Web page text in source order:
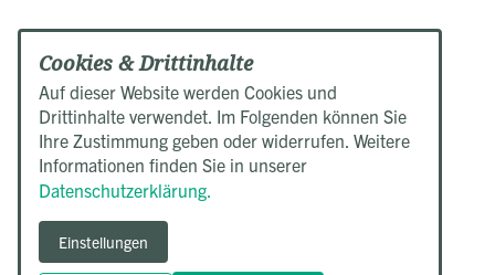
Cookies & Drittinhalte
Auf dieser Website werden Cookies und
Drittinhalte verwendet. Im Folgenden können Sie
Ihre Zustimmung geben oder widerrufen. Weitere
Informationen finden Sie in unserer
Datenschutzerklärung.
Einstellungen